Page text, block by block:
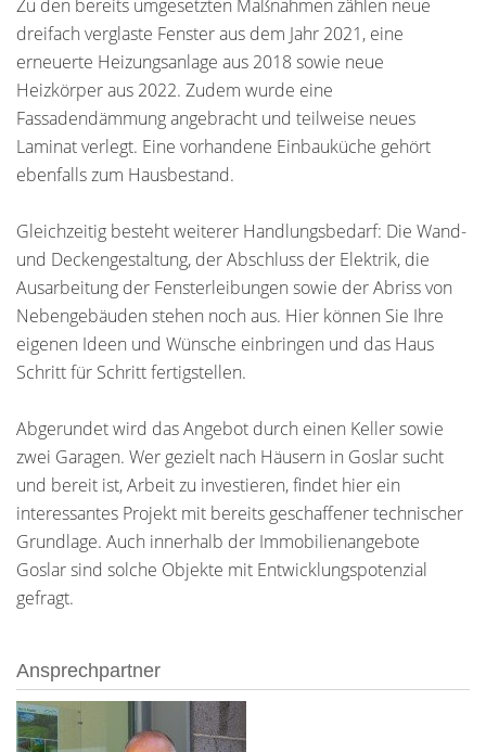
Zu den bereits umgesetzten Maßnahmen zählen neue
dreifach verglaste Fenster aus dem Jahr 2021, eine
erneuerte Heizungsanlage aus 2018 sowie neue
Heizkörper aus 2022. Zudem wurde eine
Fassadendämmung angebracht und teilweise neues
Laminat verlegt. Eine vorhandene Einbauküche gehört
ebenfalls zum Hausbestand.
Gleichzeitig besteht weiterer Handlungsbedarf: Die Wand-
und Deckengestaltung, der Abschluss der Elektrik, die
Ausarbeitung der Fensterleibungen sowie der Abriss von
Nebengebäuden stehen noch aus. Hier können Sie Ihre
eigenen Ideen und Wünsche einbringen und das Haus
Schritt für Schritt fertigstellen.
Abgerundet wird das Angebot durch einen Keller sowie
zwei Garagen. Wer gezielt nach Häusern in Goslar sucht
und bereit ist, Arbeit zu investieren, findet hier ein
interessantes Projekt mit bereits geschaffener technischer
Grundlage. Auch innerhalb der Immobilienangebote
Goslar sind solche Objekte mit Entwicklungspotenzial
gefragt.
Ansprechpartner